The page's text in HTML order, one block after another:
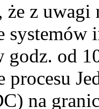
z uwagi
godz. od
procesu
na